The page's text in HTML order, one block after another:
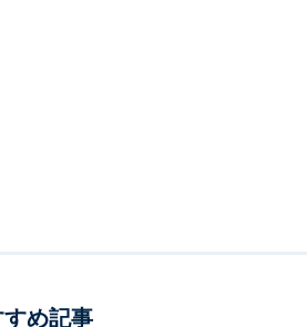
め記事